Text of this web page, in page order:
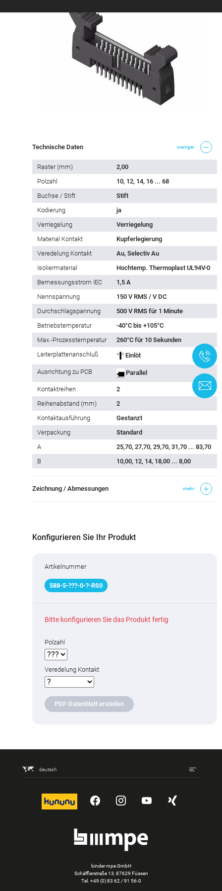
Technische Daten weniger
Raster (mm)
2,00
Polzahl
10, 12, 14, 16 ... 68
Buchse / Stift
Stift
Kodierung
ja
Verriegelung
Verriegelung
Material Kontakt
Kupferlegierung
Veredelung Kontakt
Au, Selectiv Au
Isoliermaterial
Hochtemp. Thermoplast UL94V-0
Bemessungsstrom IEC
1,5 A
Nennspannung
150 V RMS / V DC
Durchschlagspannung
500 V RMS für 1 Minute
Betriebstemperatur
-40°C bis +105°C
Max.-Prozesstemperatur
260°C für 10 Sekunden
Leiterplattenanschluß
Einlöt
Ausrichtung zu PCB Parallel
Kontaktreihen
2
Reihe­nabstand (mm)
2
Kontaktausführung
Gestanzt
Verpackung
Standard
A
25,70, 27,70, 29,70, 31,70 ... 83,70
B
10,00, 12, 14, 18,00 ... 8,00
Zeichnung / Abmessungen mehr
Konfigurieren Sie Ihr Produkt
Artikelnummer
588-5-???-0-?-RS0
Bitte konfigurieren Sie das Produkt fertig
Polzahl
Veredelung Kontakt
PDF-Datenblatt erstellen
deutsch
kununu YouTubeInstagram
YouTubeXing
binder mpe GmbH
Schäfflerstraße 13, 87629 Füssen
Tel. +49 (0) 83 62 / 91 56-0